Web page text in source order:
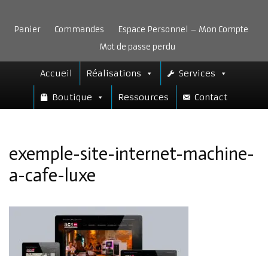
contenu
Panier Commandes
Espace Personnel – Mon Compte
Mot de passe perdu
Accueil Réalisations Services
Boutique Ressources Contact
exemple-site-internet-machine-
a-cafe-luxe